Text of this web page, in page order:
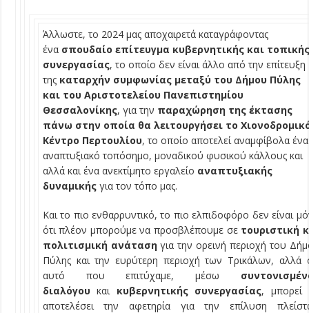
Άλλωστε, το 2024 μας αποχαιρετά καταγράφοντας
ένα σπουδαίο επίτευγμα κυβερνητικής και τοπικής
συνεργασίας, το οποίο δεν είναι άλλο από την επίτευξη
τηςκαταρχήν συμφωνίας μεταξύ του Δήμου Πύλης
και του Αριστοτελείου Πανεπιστημίου
Θεσσαλονίκης, για την παραχώρηση της έκτασης
πάνω στην οποία θα λειτουργήσει το
Κέντρο Περτουλίου, το οποίο αποτελεί αναμφίβολα ένα
αναπτυξιακό τοπόσημο, μοναδικού φυσικού κάλλους και
αλλά και ένα ανεκτίμητο εργαλείο αναπτυξιακής
δυναμικήςγια τον τόπο μας.
Και το πιο ενθαρρυντικό, το πιο ελπιδοφόρο δεν είναι
ότι πλέον μπορούμε να προσβλέπουμε σε τουριστική
πολιτισμική ανάτασηγια την ορεινή περιοχή του
Πύλης και την ευρύτερη περιοχή των Τρικάλων, αλλά
αυτό που επιτύχαμε, μέσω
διαλόγου και κυβερνητικής συνεργασίας, μπορεί
αποτελέσει την αφετηρία για την επίλυση